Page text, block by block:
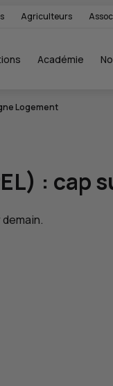
Agriculteurs
Académie
Logement
) : cap